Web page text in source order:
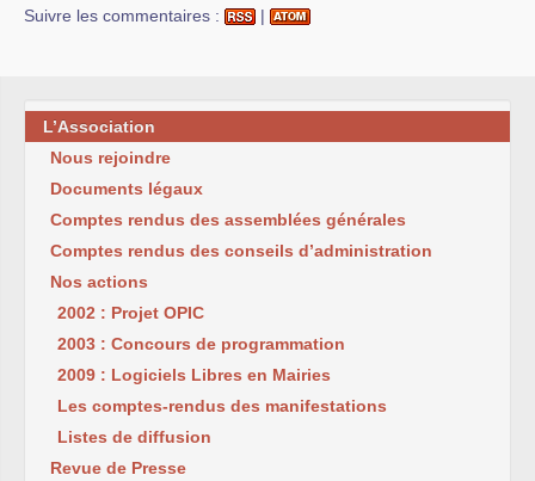
Suivre les commentaires : |
L’Association
Nous rejoindre
Documents légaux
Comptes rendus des assemblées générales
Comptes rendus des conseils d’administration
Nos actions
2002 : Projet OPIC
2003 : Concours de programmation
2009 : Logiciels Libres en Mairies
Les comptes-rendus des manifestations
Listes de diffusion
Revue de Presse